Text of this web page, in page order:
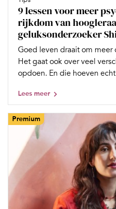
9 lessen voor meer
rijkdom van
geluksonderzoeker
Goed leven draait om
Het gaat ook over veel
opdoen. En die hoeven
Lees meer
Premium